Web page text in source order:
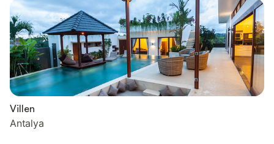
Villen
Antalya